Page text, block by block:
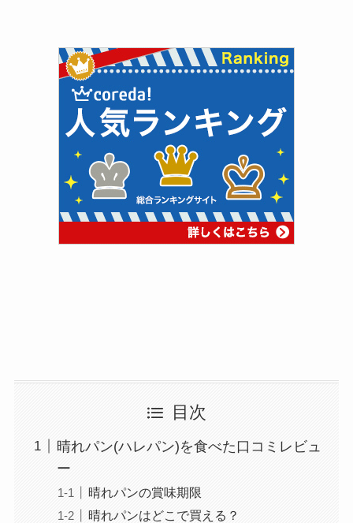
目次
晴れパン(ハレパン)を食べた口コミレビュ
ー
晴れパンの賞味期限
晴れパンはどこで買える？